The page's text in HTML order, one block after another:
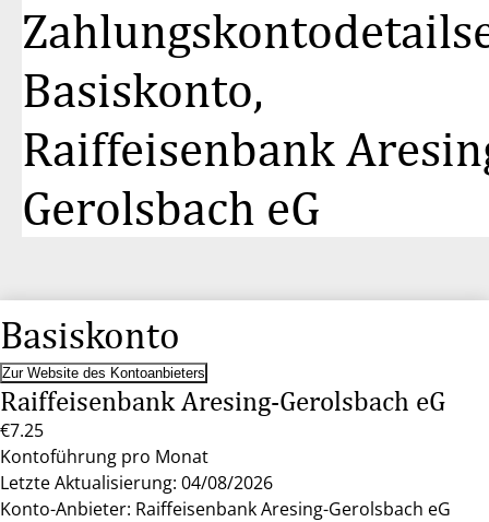
auf
100%
Basiskonto,
Raiffeisenbank
Gerolsbach eG
Basiskonto
Zur Website des Kontoanbieters
Raiffeisenbank Aresing-Gerolsbach eG
€7.25
Kontoführung pro Monat
Letzte Aktualisierung: 04/08/2026
Konto-Anbieter: Raiffeisenbank Aresing-Gerolsbach eG